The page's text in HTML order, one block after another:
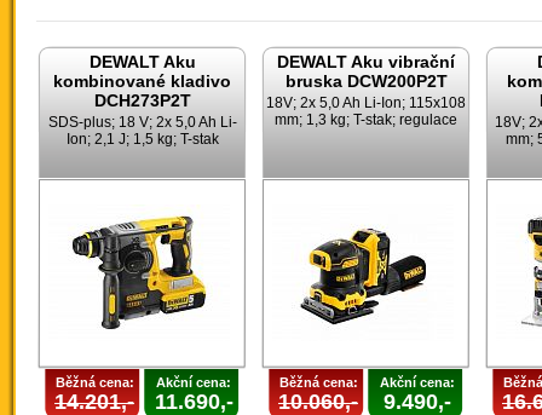
DEWALT Aku
kombinované kladivo
DCH273P2T
SDS-plus; 18 V; 2x 5,0 Ah Li-
Ion; 2,1 J; 1,5 kg; T-stak
Běžná cena:
14.201,-
Akční cena:
11.690,-
DEWALT Aku vibrační
bruska DCW200P2T
18V; 2x 5,0 Ah Li-Ion; 115x108
mm; 1,3 kg; T-stak; regulace
Běžná cena:
10.060,-
Akční cena:
9.490,-
18V;
mm;